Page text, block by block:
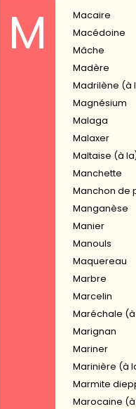
M Macaire
Macédoine
Mâche
Madère
Madrilène (à
Magnésium
Malaga
Malaxer
Maltaise (à
Manchette
Manchon de
Manganèse
Manier
Manouls
Maquereau
Marbre
Marcelin
Maréchale
Marignan
Mariner
Marinière (à
Marmite
Marocaine